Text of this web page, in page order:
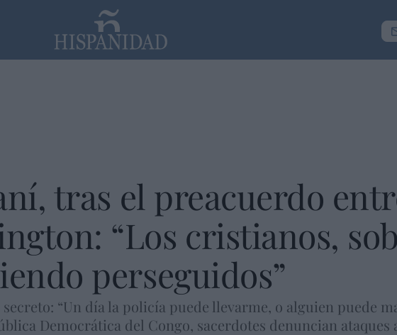
tras el preacuerdo
“Los cristianos,
perseguidos”
“Un día la policía puede llevarme, o alguien puede
Democrática del Congo, sacerdotes denuncian ataques